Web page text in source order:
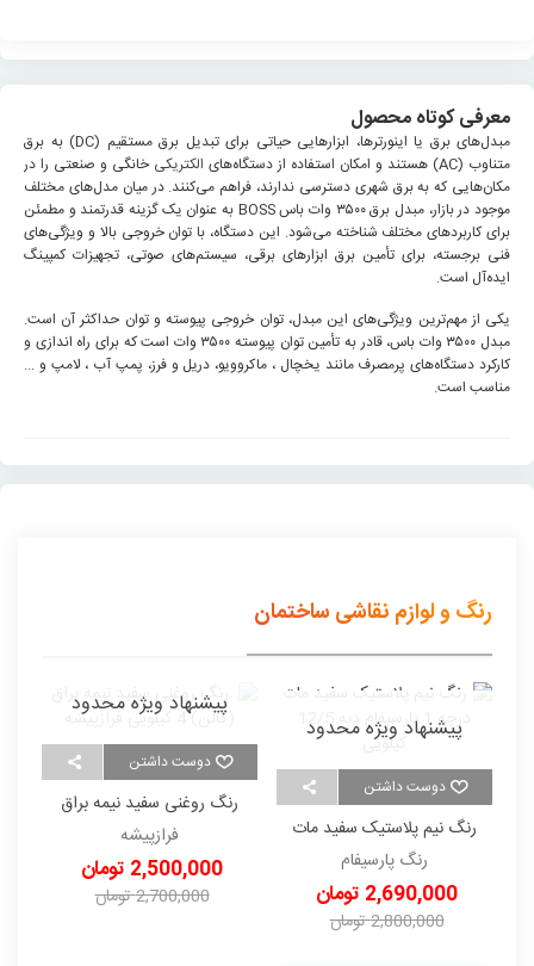
معرفی کوتاه محصول
مبدل‌های برق یا اینورترها، ابزارهایی حیاتی برای تبدیل برق مستقیم (DC) به برق
متناوب (AC) هستند و امکان استفاده از دستگاه‌های
الکتریکی خانگی و صنعتی را در
مکان‌هایی که به برق شهری دسترسی ندارند، فراهم می‌کنند. در میان مدل‌های مختلف
موجود در بازار، مبدل برق ۳۵۰۰ وات باس BOSS به عنوان یک گزینه قدرتمند و مطمئن
برای کاربردهای مختلف شناخته می‌شود. این دستگاه، با توان خروجی بالا و ویژگی‌های
فنی برجسته، برای تأمین برق ابزارهای برقی، سیستم‌های صوتی، تجهیزات کمپینگ
ایده‌آل است.
یکی از مهم‌ترین ویژگی‌های این مبدل، توان خروجی پیوسته و توان حداکثر آن است.
مبدل ۳۵۰۰ وات باس، قادر به تأمین توان پیوسته ۳۵۰۰ وات است که برای راه اندازی و
کارکرد دستگاه‌های پرمصرف مانند یخچال ، ماکروویو، دریل و فرز، پمپ آب ، لامپ و ...
مناسب است.
رنگ و لوازم نقاشی ساختمان
دوست داشتن
پیشنهاد ویژه محدود
رنگ نیم پلاستیک سفید مات
کیلویی
رنگ پارسیفام
2,690,000 تومان
2,800,000 تومان
دوست داشتن
پیشنهاد ویژه محدود
رنگ روغنی سفید نیمه براق
فرازپیشه
2,500,000 تومان
2,700,000 تومان